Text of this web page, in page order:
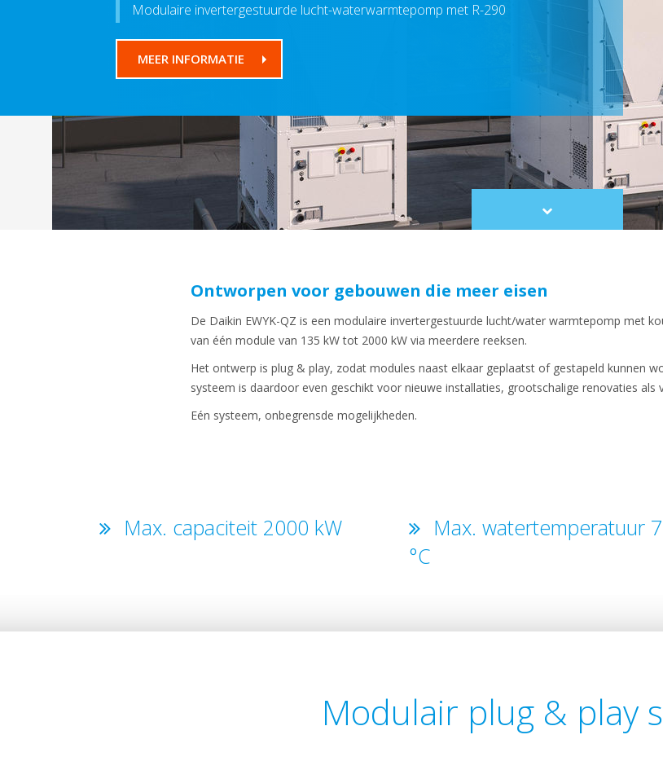
Modulaire invertergestuurde lucht-waterwarmtepomp met R-290
MEER INFORMATIE
Scroll
to
Ontworpen voor gebouwen die meer eisen
De Daikin EWYK-QZ is een modulaire invertergestuurde lucht/water warmtepomp met
van één module van 135 kW tot 2000 kW via meerdere reeksen.
Het ontwerp is plug & play, zodat modules naast elkaar geplaatst of gestapeld kunnen
systeem is daardoor even geschikt voor nieuwe installaties, grootschalige renovaties als
Eén systeem, onbegrensde mogelijkheden.
Max. capaciteit 2000 kW
Max. watertemperatuur
°C
Modulair plug & play